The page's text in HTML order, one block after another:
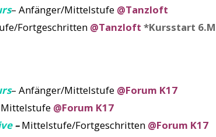
– Anfänger/Mittelstufe @Tanzloft
Fortgeschritten @Tanzloft *Kursstart
– Anfänger/Mittelstufe @Forum K17
Mittelstufe @Forum K17
–Mittelstufe/Fortgeschritten @Forum K17